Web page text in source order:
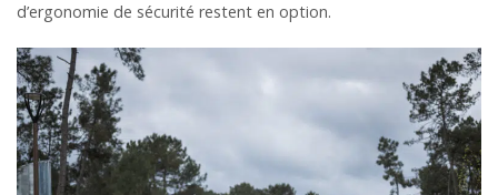
d’ergonomie de sécurité restent en option.